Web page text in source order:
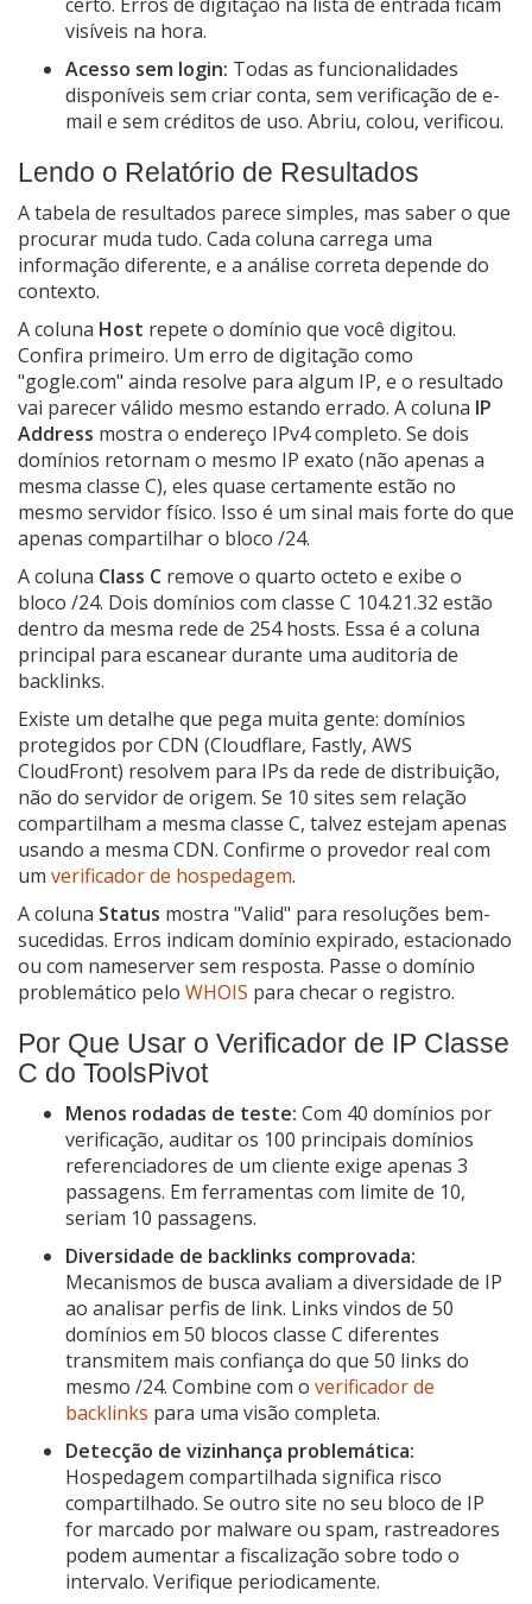
visíveis na hora.
Acesso sem login: Todas as funcionalidades
disponíveis sem criar conta, sem verificação de e-
mail e sem créditos de uso. Abriu, colou, verificou.
Lendo o Relatório de Resultados
A tabela de resultados parece simples, mas saber o que
procurar muda tudo. Cada coluna carrega uma
informação diferente, e a análise correta depende do
contexto.
A coluna Host repete o domínio que você digitou.
Confira primeiro. Um erro de digitação como
"gogle.com" ainda resolve para algum IP, e o resultado
vai parecer válido mesmo estando errado. A coluna IP
Address mostra o endereço IPv4 completo. Se dois
domínios retornam o mesmo IP exato (não apenas a
mesma classe C), eles quase certamente estão no
mesmo servidor físico. Isso é um sinal mais forte do que
apenas compartilhar o bloco /24.
A coluna Class C remove o quarto octeto e exibe o
bloco /24. Dois domínios com classe C 104.21.32 estão
dentro da mesma rede de 254 hosts. Essa é a coluna
principal para escanear durante uma auditoria de
backlinks.
Existe um detalhe que pega muita gente: domínios
protegidos por CDN (Cloudflare, Fastly, AWS
CloudFront) resolvem para IPs da rede de distribuição,
não do servidor de origem. Se 10 sites sem relação
compartilham a mesma classe C, talvez estejam apenas
usando a mesma CDN. Confirme o provedor real com
um verificador de hospedagem.
A coluna Status mostra "Valid" para resoluções bem-
sucedidas. Erros indicam domínio expirado, estacionado
ou com nameserver sem resposta. Passe o domínio
problemático pelo WHOIS para checar o registro.
Por Que Usar o Verificador de IP Classe
C do ToolsPivot
Menos rodadas de teste: Com 40 domínios por
verificação, auditar os 100 principais domínios
referenciadores de um cliente exige apenas 3
passagens. Em ferramentas com limite de 10,
seriam 10 passagens.
Diversidade de backlinks comprovada:
Mecanismos de busca avaliam a diversidade de IP
ao analisar perfis de link. Links vindos de 50
domínios em 50 blocos classe C diferentes
transmitem mais confiança do que 50 links do
mesmo /24. Combine com o verificador de
backlinks para uma visão completa.
Detecção de vizinhança problemática:
Hospedagem compartilhada significa risco
compartilhado. Se outro site no seu bloco de IP
for marcado por malware ou spam, rastreadores
podem aumentar a fiscalização sobre todo o
intervalo. Verifique periodicamente.